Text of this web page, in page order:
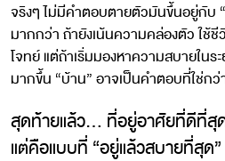
จริงๆ ไม่มีคำตอบตายตัวมันขึ้นอยู่กับ
มากกว่า ถ้ายังเน้นความคล่องตัว ใช้ชี
โจทย์ แต่ถ้าเริ่มมองหาความสบายใน
มากขึ้น “บ้าน” อาจเป็นคำตอบที่ใช่กว่
สุดท้ายแล้ว… ที่อยู่อาศัยที่ดีที่สุด
แต่คือแบบที่ “อยู่แล้วสบายที่สุด”